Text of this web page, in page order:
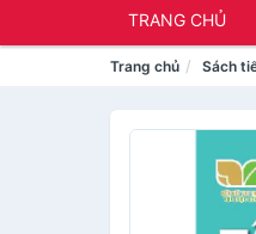
TRANG CHỦ
Trang chủ Sách